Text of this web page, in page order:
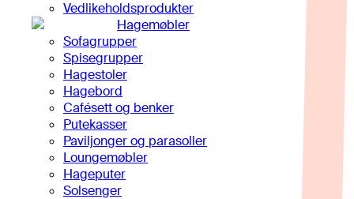
Vedlikeholdsprodukter
Hagemøbler
Sofagrupper
Spisegrupper
Hagestoler
Hagebord
Cafésett og benker
Putekasser
Paviljonger og parasoller
Loungemøbler
Hageputer
Solsenger